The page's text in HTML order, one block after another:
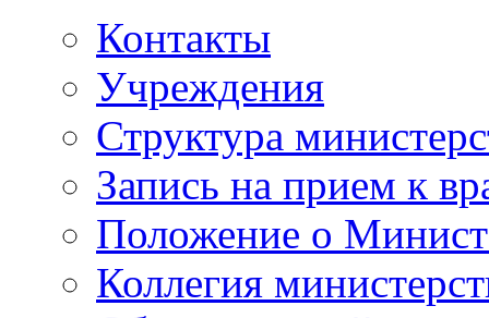
Контакты
Учреждения
Структура
Запись на прием к
Положение о
Коллегия